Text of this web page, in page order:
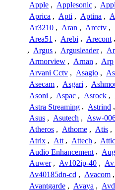
Apple , Applesonic ,
Aprica , Apti , Aptina ,
Ar3210 , Aran , Arcctv ,
Area51 , Arebi , Arecont ,
, Argus , Argusleader ,
Armorview , Arnan , Arp
Arvani Cctv , Asagio ,
Asecam , Asgari ,
Asoni , Aspac , Asrock ,
Astra Streaming , Astrind ,
Asus , Asutech , Asw-
Atheros , Athome , Atis ,
Atrix , Att , Attech ,
Audio Enhancement ,
Auwer , Av102ip-40 ,
Av40185dn-cd , Avacom ,
Avantgarde , Avaya ,